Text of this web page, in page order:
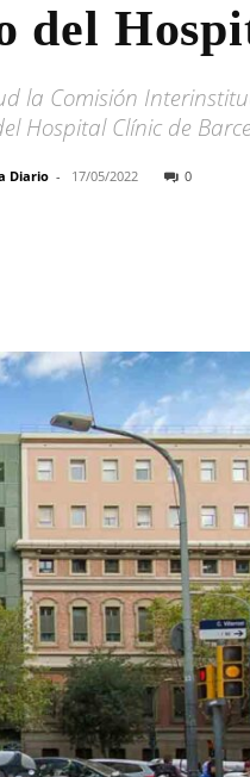
del
la Comisión
Hospital Clínic de
Diario - 17/05/2022 0